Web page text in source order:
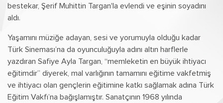
bestekar, Şerif Muhittin Targan'la evlendi ve eşinin soyadını
aldı.
Yaşamını müziğe adayan, sesi ve yorumuyla olduğu kadar
Türk Sineması’na da oyunculuğuyla adını altın harflerle
yazdıran Safiye Ayla Targan, “memleketin en büyük ihtiyacı
eğitimdir” diyerek, mal varlığının tamamını eğitime vakfetmiş
ve ihtiyacı olan gençlerin eğitimine katkı sağlamak adına Türk
Eğitim Vakfı’na bağışlamıştır. Sanatçının 1968 yılında